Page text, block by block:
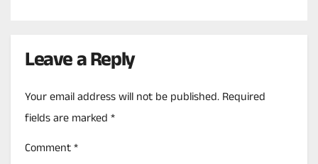
Leave a Reply
Your email address will not be published.Required
fields are marked*
Comment*